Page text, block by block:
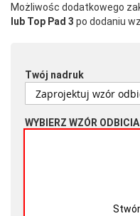
Możliwośc dodatkowego
lub Top Pad 3 po dodaniu
Twój nadruk
WYBIERZ WZÓR ODBICIA